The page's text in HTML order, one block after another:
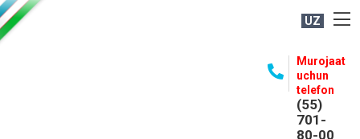
UZ
Murojaat
uchun
telefon
(55)
701-
80-00